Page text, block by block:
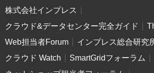
株式会社インプレス
クラウド&データセンター完全ガイド
Web担当者Forum
インプレス総合研究
クラウド Watch
SmartGridフォーラム